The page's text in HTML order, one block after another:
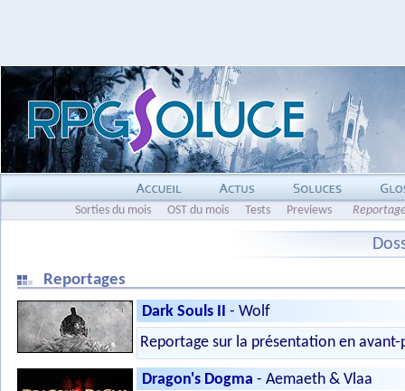
Sorties du mois OST du mois Tests Previews
Reportages
Dark Souls II - Wolf
Reportage sur la présentation en
Dragon's Dogma - Aemaeth & Vlaa